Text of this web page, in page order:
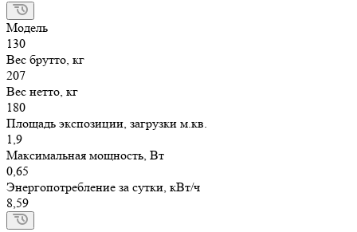
Модель
130
Вес брутто, кг
207
Вес нетто, кг
180
Площадь экспозиции, загрузки м.кв.
1,9
Максимальная мощность, Вт
0,65
Энергопотребление за сутки, кВт/ч
8,59